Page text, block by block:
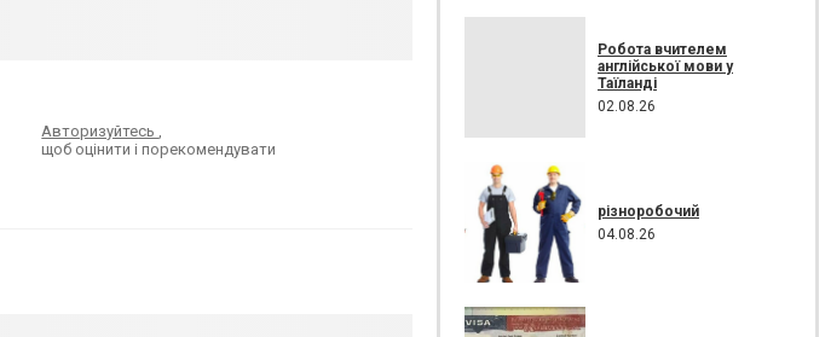
Авторизуйтесь,
щоб оцінити і порекомендувати
Робота вчителем
англійської мови у
Таїланді
02.08.26
різноробочий
04.08.26